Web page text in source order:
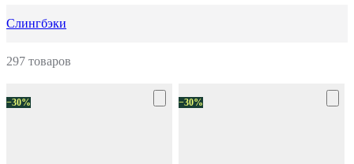
Слингбэки
297 товаров
−30% −30%